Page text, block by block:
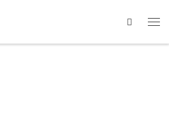
Search